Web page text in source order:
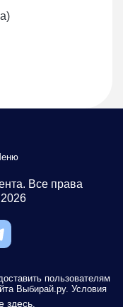
Все права
пользователям
Выбирай.ру. Условия
здесь